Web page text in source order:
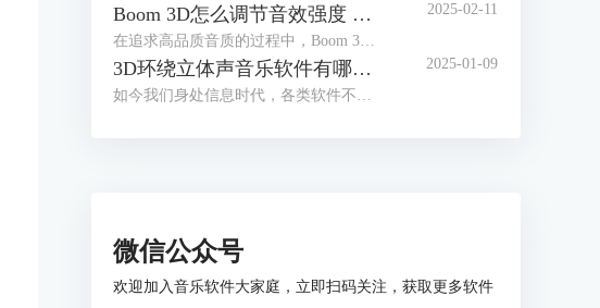
Boom 3D怎么调节音效强度 Boom 3D能调节音质吗
在追求高品质音质的过程中，Boom 3D凭借其强大的音效调节功能，被众多音乐爱好者和玩家所青睐。调节音效强度是提升听觉体验的关键，Boom 3D能够让我们根据个人喜好，自由地增强或降低音效，让每一首曲子都能展现出自己想要的效果。本篇文章就将为大家介绍Boom 3D怎么调节音效强度以及Boom 3D能调节音质吗的相关内容。
2025-02-11
3D环绕立体声音乐软件有哪些 3D环绕立体音乐制作教程
如今我们身处信息时代，各类软件不断更新迭代，有老版本的优化，也有新兴软件的出现。音频处理软件也层出不穷，通过音频软件的处理可以让我们体验到3D环绕立体音乐。本篇文章就为大家介绍3D环绕立体声音乐软件有哪些以及3D环绕立体音乐制作教程的相关内容。
2025-01-09
微信公众号
欢迎加入音乐软件大家庭，立即扫码关注，获取更多软件